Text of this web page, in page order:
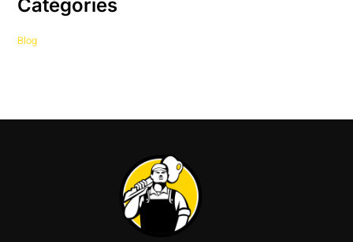
Catégories
Blog